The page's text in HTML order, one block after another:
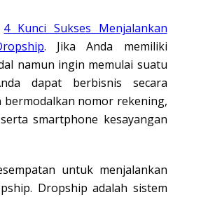
4 Kunci Sukses Menjalankan
. Jika Anda memiliki
namun ingin memulai suatu
dapat berbisnis secara
bermodalkan nomor rekening,
smartphone kesayangan
untuk menjalankan
Dropship adalah sistem